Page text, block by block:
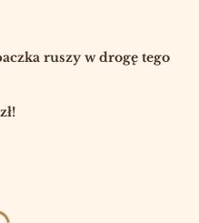
ruszy w drogę tego